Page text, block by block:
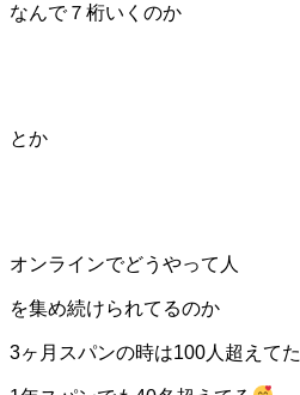
なんで７桁いくのか
とか
オンラインでどうやって人
を集め続けられてるのか
3ヶ月スパンの時は100人超えてた